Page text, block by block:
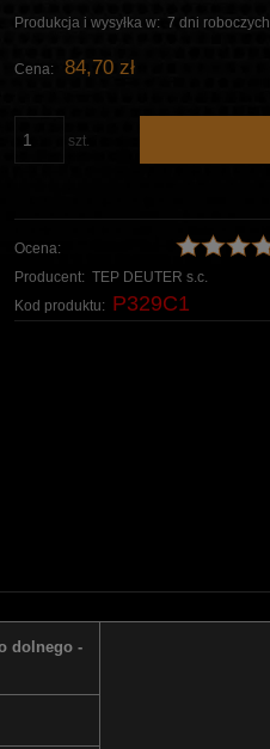
Produkcja i wysyłka w: 7 dni roboczych
Cena: 84,70 zł
szt.
Ocena:
Producent: TEP DEUTER s.c.
Kod produktu: P329C1
dolnego -